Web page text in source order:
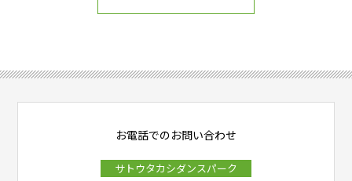
お電話でのお問い合わせ
サトウタカシダンスパーク